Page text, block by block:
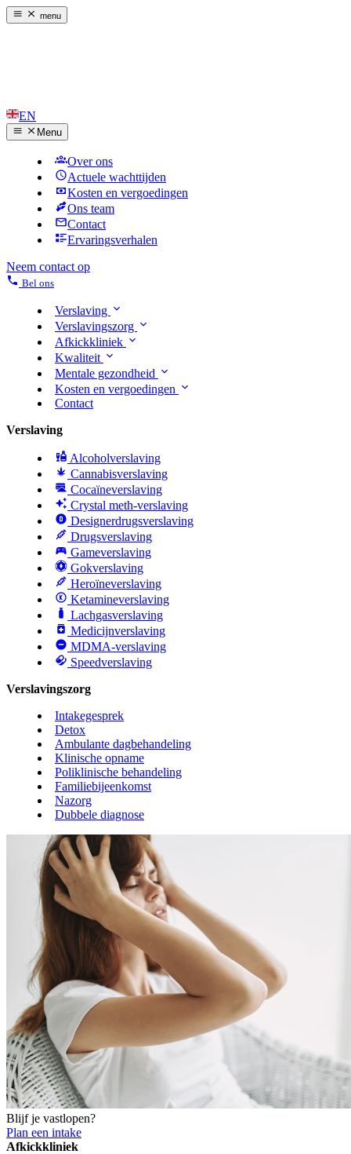
menu
EN
Menu
Over ons
Actuele wachttijden
Kosten en vergoedingen
Ons team
Contact
Ervaringsverhalen
Neem contact op
Bel ons
Verslaving
Verslavingszorg
Afkickkliniek
Kwaliteit
Mentale gezondheid
Kosten en vergoedingen
Contact
Verslaving
Alcoholverslaving
Cannabisverslaving
Cocaïneverslaving
Crystal meth-verslaving
Designerdrugsverslaving
Drugsverslaving
Gameverslaving
Gokverslaving
Heroïneverslaving
Ketamineverslaving
Lachgasverslaving
Medicijnverslaving
MDMA-verslaving
Speedverslaving
Verslavingszorg
Intakegesprek
Detox
Ambulante dagbehandeling
Klinische opname
Poliklinische behandeling
Familiebijeenkomst
Nazorg
Dubbele diagnose
Blijf je vastlopen?
Plan een intake
Afkickkliniek